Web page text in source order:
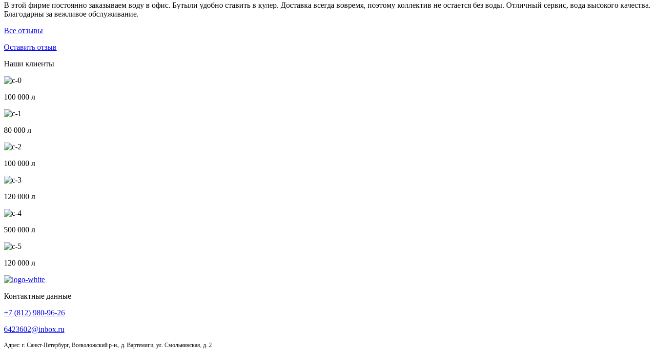
В этой фирме постоянно заказываем воду в офис. Бутыли удобно ставить в кулер. Доставка всегда вовремя, поэтому коллектив не остается без воды. Отличный сервис, вода высокого качества.
Благодарны за вежливое обслуживание.
Все отзывы
Оставить отзыв
Наши клиенты
100 000 л
80 000 л
100 000 л
120 000 л
500 000 л
120 000 л
Контактные данные
+7 (812) 980-96-26
6423602@inbox.ru
Адрес: г. Санкт-Петербург, Всеволожский р-н., д. Вартемяги, ул. Смольнинская, д. 2